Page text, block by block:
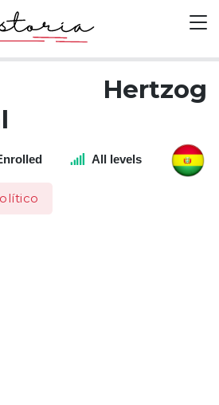
Hertzog
All levels